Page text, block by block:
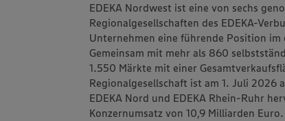
EDEKA Nordwest ist eine von sechs
Regionalgesellschaften des EDEKA-
Unternehmen eine führende Position
Gemeinsam mit mehr als 860
1.550 Märkte mit einer
Regionalgesellschaft ist am 1. Juli 2026
EDEKA Nord und EDEKA Rhein-Ruhr
Konzernumsatz von 10,9 Milliarden Euro.